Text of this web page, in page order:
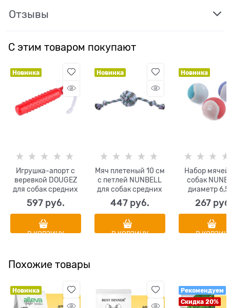
Отзывы
С этим товаром покупают
Новинка
Игрушка-апорт с
веревкой DOUGEZ
для собак средних
и крупных пород
повышенной
см
597 руб.
В КОРЗИНУ
Новинка
Мяч плетеный 10 см
с петлей NUNBELL
для собак средних
и крупных пород
диаметр 10 см
ассортименте
447 руб.
В КОРЗИНУ
Новинка
Набор
собак
диаметр
267
В
Похожие товары
Новинка
Рекомендуем
Скидка 20%